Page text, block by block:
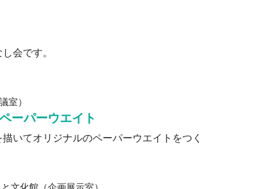
会です。
室）
ーパーウエイト
いてオリジナルのペーパーウエイトをつく